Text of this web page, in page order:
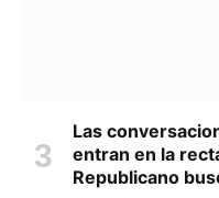
Las
entran en la
Republicano